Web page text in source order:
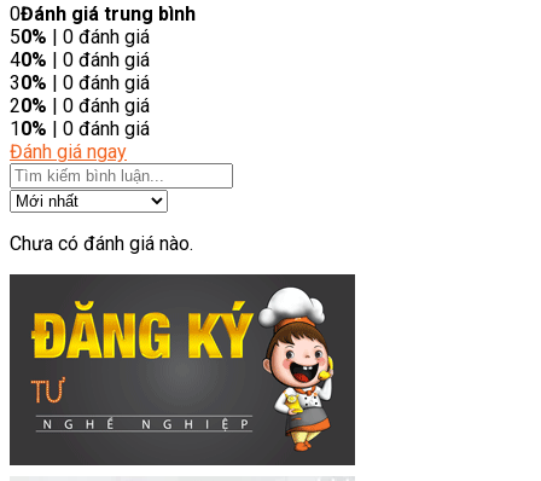
0Đánh giá trung bình
50% | 0 đánh giá
40% | 0 đánh giá
30% | 0 đánh giá
20% | 0 đánh giá
10% | 0 đánh giá
Đánh giá ngay
Chưa có đánh giá nào.